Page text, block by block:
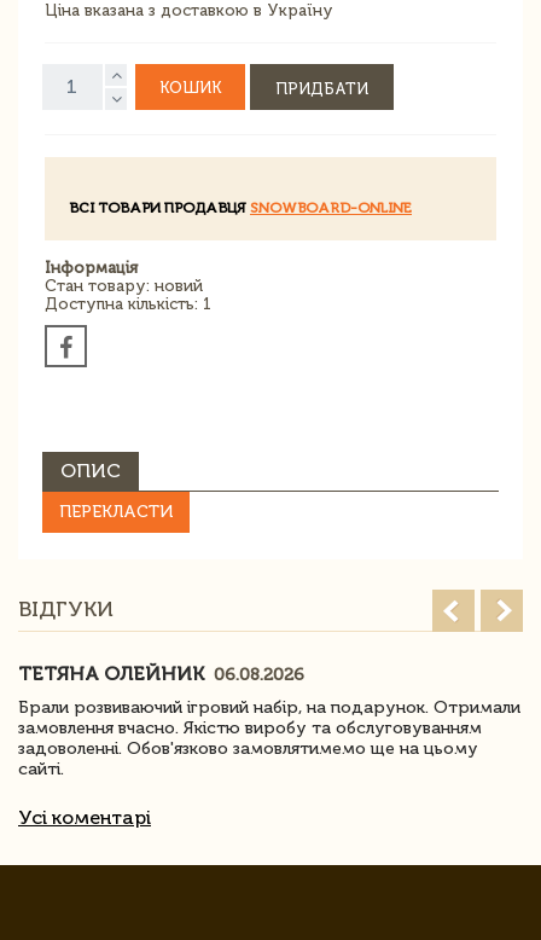
Ціна вказана з доставкою в Україну
КОШИК ПРИДБАТИ
ВСІ ТОВАРИ ПРОДАВЦЯ SNOWBOARD-ONLINE
Інформація
Стан товару: новий
Доступна кількість: 1
ОПИС
ПЕРЕКЛАСТИ
ВІДГУКИ
ТЕТЯНА ОЛЕЙНИК 06.08.2026
Брали розвиваючий ігровий набір, на подарунок. Отримали
замовлення вчасно. Якістю виробу та обслуговуванням
задоволенні. Обов'язково замовлятимемо ще на цьому
сайті.
Усі коментарі